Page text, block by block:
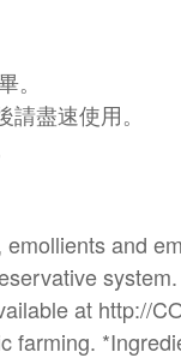
盡速使用。
and
at http://
farming.